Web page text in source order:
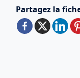
Partagez la